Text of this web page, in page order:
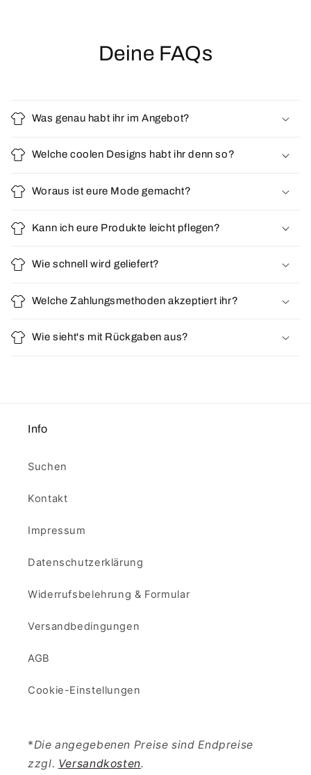
Deine FAQs
Was genau habt ihr im Angebot?
Welche coolen Designs habt ihr denn so?
Woraus ist eure Mode gemacht?
Kann ich eure Produkte leicht pflegen?
Wie schnell wird geliefert?
Welche Zahlungsmethoden akzeptiert ihr?
Wie sieht's mit Rückgaben aus?
Info
Suchen
Kontakt
Impressum
Datenschutzerklärung
Widerrufsbelehrung & Formular
Versandbedingungen
AGB
Cookie-Einstellungen
*Die angegebenen Preise sind Endpreise
zzgl. Versandkosten.